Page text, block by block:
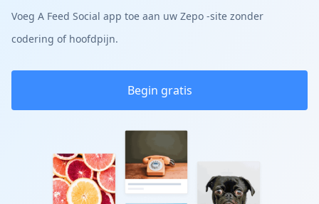
Voeg A Feed Social app toe aan uw Zepo -site zonder
codering of hoofdpijn.
Begin gratis